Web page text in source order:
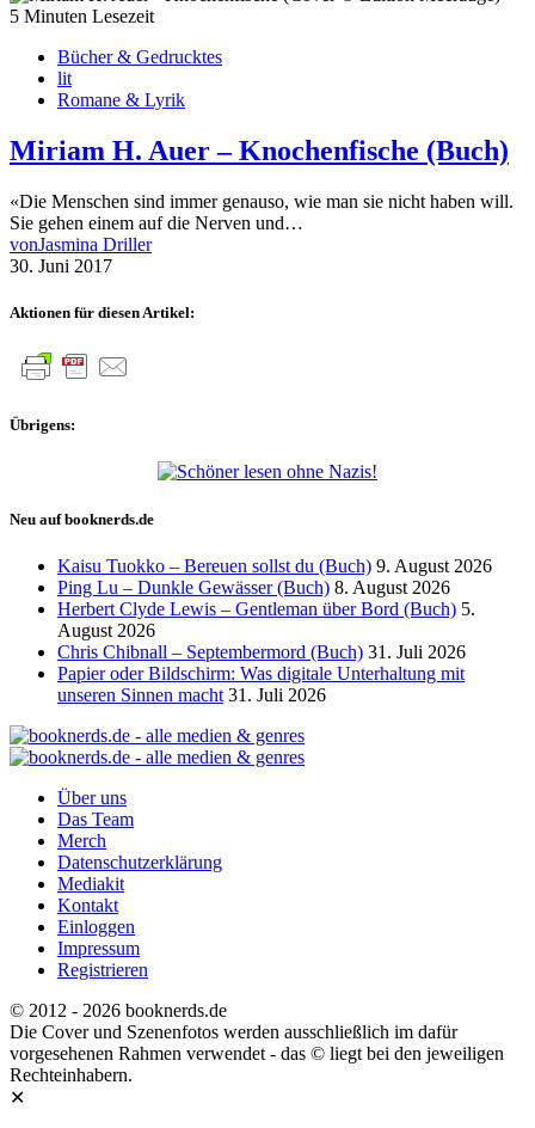
5 Minuten Lesezeit
Bücher & Gedrucktes
lit
Romane & Lyrik
Miriam H. Auer – Knochenfische (Buch)
«Die Menschen sind immer genauso, wie man sie nicht haben will.
Sie gehen einem auf die Nerven und…
vonJasmina Driller
30. Juni 2017
Aktionen für diesen Artikel:
Übrigens:
Neu auf booknerds.de
Kaisu Tuokko – Bereuen sollst du (Buch) 9. August 2026
Ping Lu – Dunkle Gewässer (Buch) 8. August 2026
Herbert Clyde Lewis – Gentleman über Bord (Buch) 5.
August 2026
Chris Chibnall – Septembermord (Buch) 31. Juli 2026
Papier oder Bildschirm: Was digitale Unterhaltung mit
unseren Sinnen macht 31. Juli 2026
Über uns
Das Team
Merch
Datenschutzerklärung
Mediakit
Kontakt
Einloggen
Impressum
Registrieren
© 2012 - 2026 booknerds.de
Die Cover und Szenenfotos werden ausschließlich im dafür
vorgesehenen Rahmen verwendet - das © liegt bei den jeweiligen
Rechteinhabern.
✕